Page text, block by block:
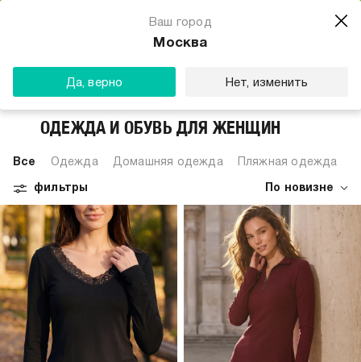
Ваш город
Москва
Да, верно Нет, изменить
ОДЕЖДА И ОБУВЬ ДЛЯ ЖЕНЩИН
Все Одежда Домашняя одежда Пляжная одежда
По новизне
фильтры
Магазин одежды для тебя